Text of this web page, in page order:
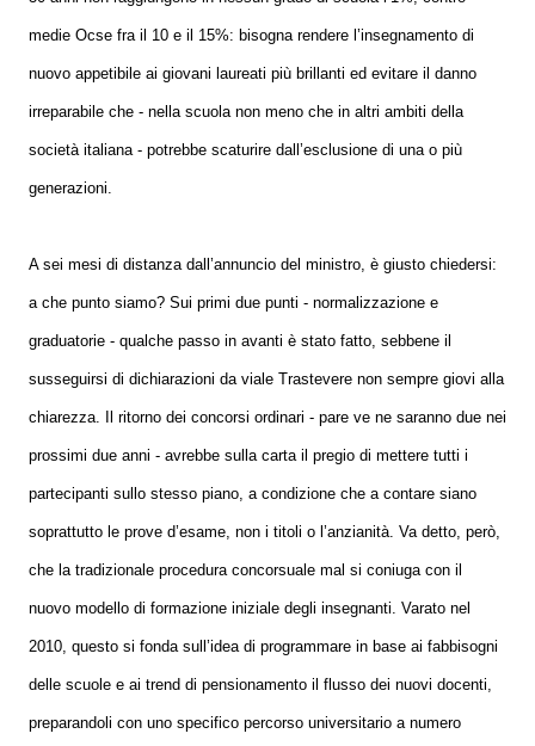
medie Ocse fra il 10 e il 15%: bisogna rendere l’insegnamento di
nuovo appetibile ai giovani laureati più brillanti ed evitare il danno
irreparabile che - nella scuola non meno che in altri ambiti della
società italiana - potrebbe scaturire dall’esclusione di una o più
generazioni.
A sei mesi di distanza dall’annuncio del ministro, è giusto chiedersi:
a che punto siamo? Sui primi due punti - normalizzazione e
graduatorie - qualche passo in avanti è stato fatto, sebbene il
susseguirsi di dichiarazioni da viale Trastevere non sempre giovi alla
chiarezza. Il ritorno dei concorsi ordinari - pare ve ne saranno due nei
prossimi due anni - avrebbe sulla carta il pregio di mettere tutti i
partecipanti sullo stesso piano, a condizione che a contare siano
soprattutto le prove d’esame, non i titoli o l’anzianità. Va detto, però,
che la tradizionale procedura concorsuale mal si coniuga con il
nuovo modello di formazione iniziale degli insegnanti. Varato nel
2010, questo si fonda sull’idea di programmare in base ai fabbisogni
delle scuole e ai trend di pensionamento il flusso dei nuovi docenti,
preparandoli con uno specifico percorso universitario a numero